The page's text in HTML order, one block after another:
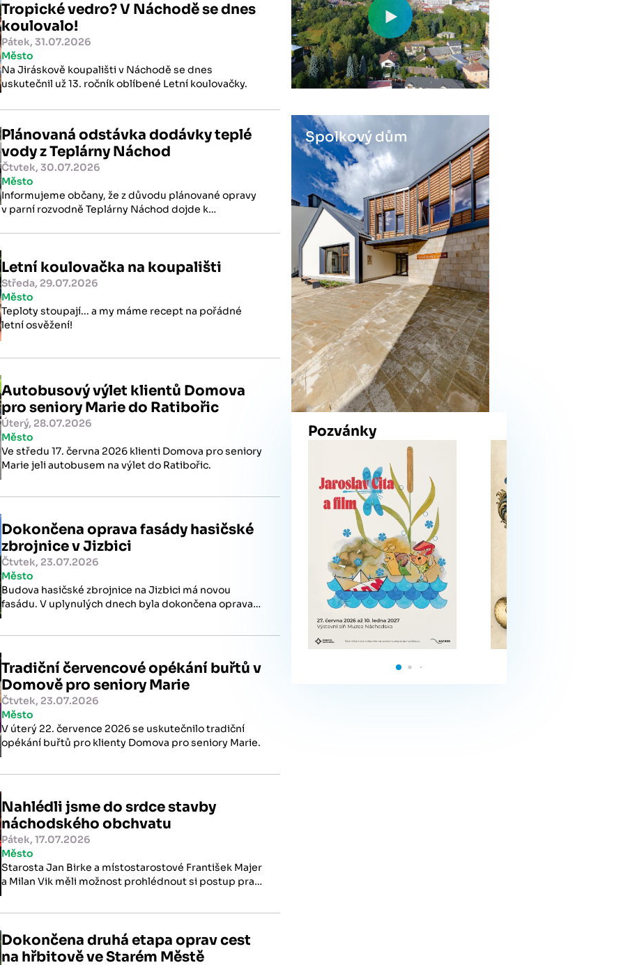
Tropické vedro? V Náchodě se dnes
koulovalo!
Pátek, 31.07.2026
Město
Na Jiráskově koupališti v Náchodě se dnes
uskutečnil už 13. ročník oblíbené Letní koulovačky.
Plánovaná odstávka dodávky teplé
vody z Teplárny Náchod
Čtvtek, 30.07.2026
Město
Informujeme občany, že z důvodu plánované opravy
v parní rozvodně Teplárny Náchod dojde k
Letní koulovačka na koupališti
Středa, 29.07.2026
Město
Teploty stoupají... a my máme recept na pořádné
letní osvěžení!
Autobusový výlet klientů Domova
pro seniory Marie do Ratibořic
Úterý, 28.07.2026
Město
Ve středu 17. června 2026 klienti Domova pro seniory
Marie jeli autobusem na výlet do Ratibořic.
Dokončena oprava fasády hasičské
zbrojnice v Jizbici
Čtvtek, 23.07.2026
Město
Budova hasičské zbrojnice na Jizbici má novou
fasádu. V uplynulých dnech byla dokončena oprava
poškozené omítky, která přispěla nejen ke zlepšení
Tradiční červencové opékání buřtů v
Domově pro seniory Marie
Čtvtek, 23.07.2026
Město
V úterý 22. července 2026 se uskutečnilo tradiční
opékání buřtů pro klienty Domova pro seniory Marie.
Nahlédli jsme do srdce stavby
náchodského obchvatu
Pátek, 17.07.2026
Město
Starosta Jan Birke a místostarostové František Majer
a Milan Vik měli možnost prohlédnout si postup prací
na tunelu Dolní Radechová, jehož celková délka je
Dokončena druhá etapa oprav cest
na hřbitově ve Starém Městě
Spolkový dům
Pozvánky